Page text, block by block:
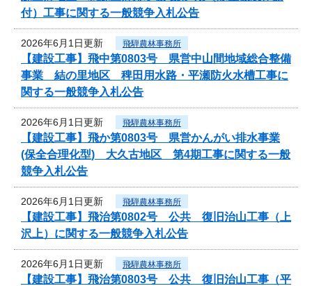
付）工事に関する一般競争入札公告
2026年6月1日更新 飛騨農林事務所
【建設工事】飛中第0803号 県営中山間地域総合整備
事業 結の里地区 稗田用水路・平瀬防火水槽工事に
関する一般競争入札公告
2026年6月1日更新 飛騨農林事務所
【建設工事】飛か第0803号 県営かんがい排水事業
(保全合理化型) 大久古地区 第4期工事に関する一般
競争入札公告
2026年6月1日更新 飛騨農林事務所
【建設工事】飛治第0802号 公共 復旧治山工事（上
沢上）に関する一般競争入札公告
2026年6月1日更新 飛騨農林事務所
【建設工事】飛治第0803号 公共 復旧治山工事（平